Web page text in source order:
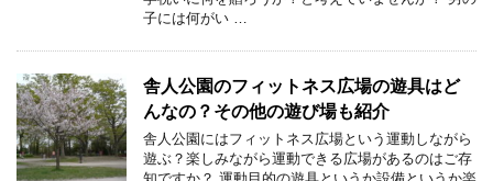
子には何がい …
舎人公園のフィットネス広場の遊具はど
んなの？その他の遊び場も紹介
舎人公園にはフィットネス広場という運動しながら
遊ぶ？楽しみながら運動できる広場があるのはご存